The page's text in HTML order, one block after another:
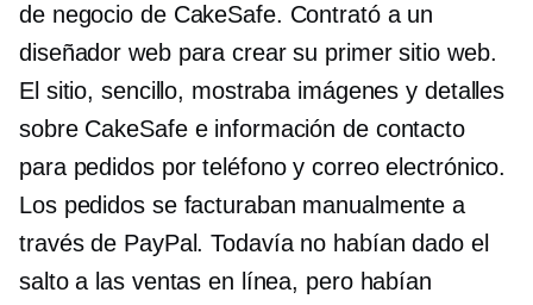
de negocio de CakeSafe. Contrató a un
diseñador web para crear su primer sitio web.
El sitio, sencillo, mostraba imágenes y detalles
sobre CakeSafe e información de contacto
para pedidos por teléfono y correo electrónico.
Los pedidos se facturaban manualmente a
través de PayPal. Todavía no habían dado el
salto a las ventas en línea, pero habían